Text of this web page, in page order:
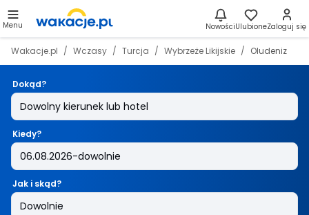
Menu NowościUlubioneZaloguj się
Wakacje.pl Wczasy Turcja Wybrzeże Likijskie Oludeniz
Dokąd?
Kiedy?
Jak i skąd?